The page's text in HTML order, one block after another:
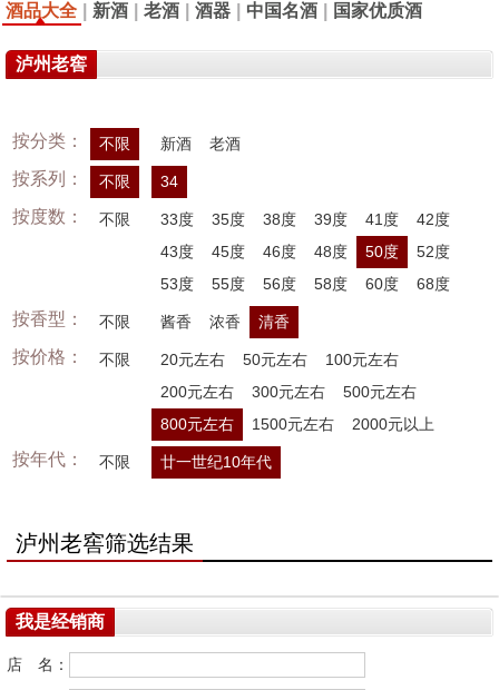
酒品大全 新酒 老酒 酒器 中国名酒 国家优质酒
泸州老窖
按分类： 不限 新酒 老酒
按系列： 不限 34
按度数： 不限 33度 35度 38度 39度 41度
42度
43度
45度 46度 48度 50度
52度
53度
55度 56度 58度 60度 68度
按香型： 不限 酱香 浓香 清香
按价格： 不限 20元左右 50元左右
100元左右
200元左右
300元左右
500元左右
800元左右
1500元左右 2000元以上
按年代： 不限 廿一世纪10年代
泸州老窖筛选结果
我是经销商
店 名：